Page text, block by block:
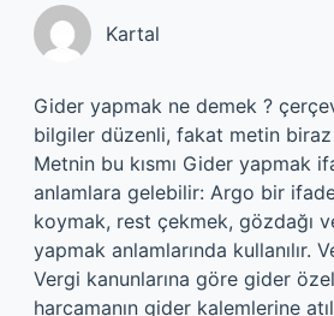
Kartal
Gider yapmak ne demek ?
bilgiler düzenli, fakat metin
Metnin bu kısmı Gider yapmak
anlamlara gelebilir: Argo bir
koymak, rest çekmek, gözdağı
yapmak anlamlarında kullanılır.
Vergi kanunlarına göre gider
harcamanın gider kalemlerine